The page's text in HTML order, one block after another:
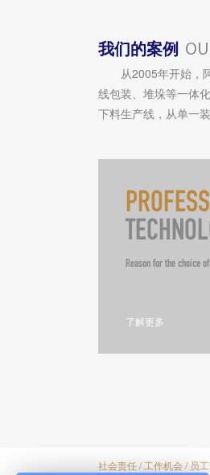
我们的案例
从2005年开始，阿
线包装、堆垛等一体
下料生产线，从单一
Reason for the choice
了解更多
社会责任/工作机会/ 员